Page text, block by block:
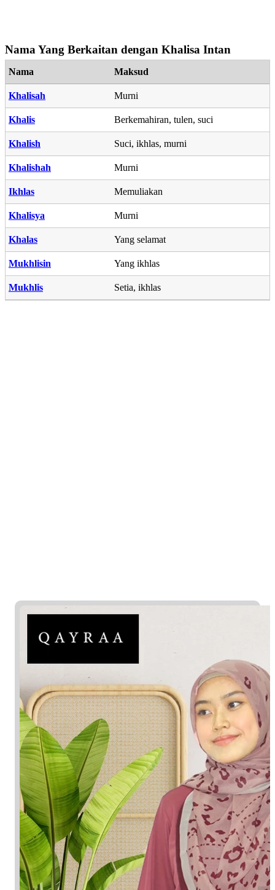
Nama Yang Berkaitan dengan Khalisa Intan
Nama Maksud
Khalisah Murni
Khalis Berkemahiran, tulen, suci
Khalish Suci, ikhlas, murni
Khalishah Murni
Ikhlas Memuliakan
Khalisya Murni
Khalas Yang selamat
Mukhlisin Yang ikhlas
Mukhlis Setia, ikhlas